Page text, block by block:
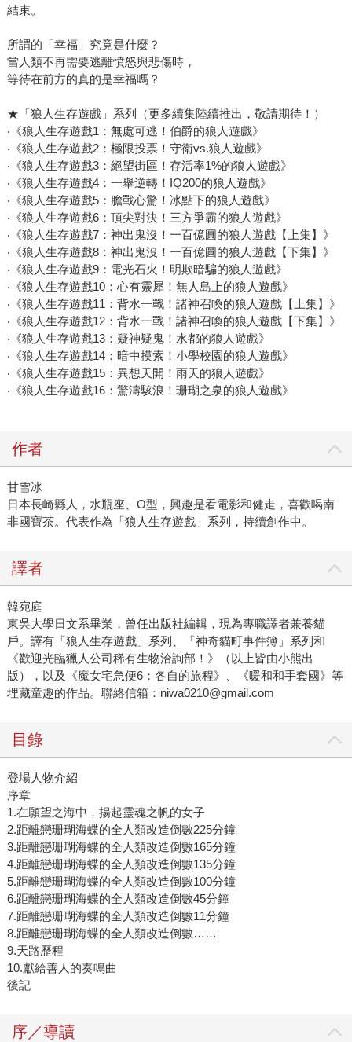
結束。
所謂的「幸福」究竟是什麼？
當人類不再需要逃離憤怒與悲傷時，
等待在前方的真的是幸福嗎？
★「狼人生存遊戲」系列（更多續集陸續推出，敬請期待！）
‧《狼人生存遊戲1：無處可逃！伯爵的狼人遊戲》
‧《狼人生存遊戲2：極限投票！守衛vs.狼人遊戲》
‧《狼人生存遊戲3：絕望街區！存活率1%的狼人遊戲》
‧《狼人生存遊戲4：一舉逆轉！IQ200的狼人遊戲》
‧《狼人生存遊戲5：膽戰心驚！冰點下的狼人遊戲》
‧《狼人生存遊戲6：頂尖對決！三方爭霸的狼人遊戲》
‧《狼人生存遊戲7：神出鬼沒！一百億圓的狼人遊戲【上集】》
‧《狼人生存遊戲8：神出鬼沒！一百億圓的狼人遊戲【下集】》
‧《狼人生存遊戲9：電光石火！明欺暗騙的狼人遊戲》
‧《狼人生存遊戲10：心有靈犀！無人島上的狼人遊戲》
‧《狼人生存遊戲11：背水一戰！諸神召喚的狼人遊戲【上集】》
‧《狼人生存遊戲12：背水一戰！諸神召喚的狼人遊戲【下集】》
‧《狼人生存遊戲13：疑神疑鬼！水都的狼人遊戲》
‧《狼人生存遊戲14：暗中摸索！小學校園的狼人遊戲》
‧《狼人生存遊戲15：異想天開！雨天的狼人遊戲》
‧《狼人生存遊戲16：驚濤駭浪！珊瑚之泉的狼人遊戲》
作者
甘雪冰
日本長崎縣人，水瓶座、O型，興趣是看電影和健走，喜歡喝南
非國寶茶。代表作為「狼人生存遊戲」系列，持續創作中。
譯者
韓宛庭
東吳大學日文系畢業，曾任出版社編輯，現為專職譯者兼養貓
戶。譯有「狼人生存遊戲」系列、「神奇貓町事件簿」系列和
《歡迎光臨獵人公司稀有生物洽詢部！》（以上皆由小熊出
版），以及《魔女宅急便6：各自的旅程》、《暖和和手套國》等
埋藏童趣的作品。聯絡信箱：niwa0210@gmail.com
目錄
登場人物介紹
序章
1.在願望之海中，揚起靈魂之帆的女子
2.距離戀珊瑚海蝶的全人類改造倒數225分鐘
3.距離戀珊瑚海蝶的全人類改造倒數165分鐘
4.距離戀珊瑚海蝶的全人類改造倒數135分鐘
5.距離戀珊瑚海蝶的全人類改造倒數100分鐘
6.距離戀珊瑚海蝶的全人類改造倒數45分鐘
7.距離戀珊瑚海蝶的全人類改造倒數11分鐘
8.距離戀珊瑚海蝶的全人類改造倒數……
9.天路歷程
10.獻給善人的奏鳴曲
後記
序／導讀